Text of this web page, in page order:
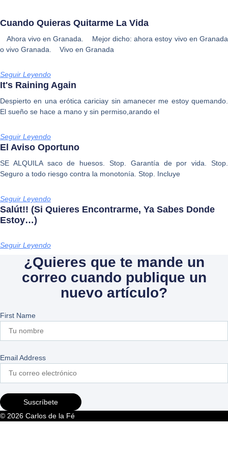
Cuando Quieras Quitarme La Vida
Ahora vivo en Granada. Mejor dicho: ahora estoy vivo en Granada
o vivo Granada. Vivo en Granada
Seguir Leyendo
It's Raining Again
Despierto en una erótica cariciay sin amanecer me estoy quemando.
El sueño se hace a mano y sin permiso,arando el
Seguir Leyendo
El Aviso Oportuno
SE ALQUILA saco de huesos. Stop. Garantía de por vida. Stop.
Seguro a todo riesgo contra la monotonía. Stop. Incluye
Seguir Leyendo
Salút!! (Si Quieres Encontrarme, Ya Sabes Donde
Estoy…)
Seguir Leyendo
¿Quieres que te mande un
correo cuando publique un
nuevo artículo?
First Name
Email Address
Suscríbete
© 2026 Carlos de la Fé